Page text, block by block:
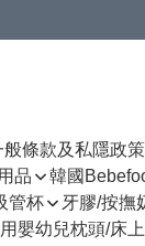
般條款及私隱政策
品 韓國
管杯 牙膠/按撫
嬰幼兒枕頭/床